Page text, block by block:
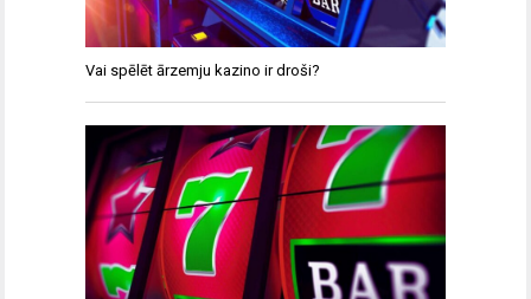
Vai spēlēt ārzemju kazino ir droši?